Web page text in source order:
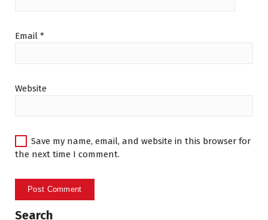
Email *
Website
Save my name, email, and website in this browser for
the next time I comment.
Search